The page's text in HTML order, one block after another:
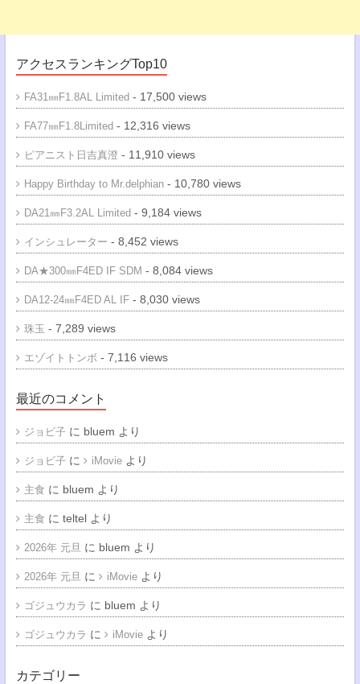
アクセスランキングTop10
FA31㎜F1.8AL Limited- 17,500 views
FA77㎜F1.8Limited- 12,316 views
ピアニスト日吉真澄 - 11,910 views
Happy Birthday to Mr.delphian- 10,780 views
DA21㎜F3.2AL Limited- 9,184 views
インシュレーター - 8,452 views
DA★300㎜F4ED IF SDM - 8,084 views
DA12-24㎜F4ED AL IF- 8,030 views
珠玉 - 7,289 views
エゾイトトンボ - 7,116 views
最近のコメント
ジョビ子 に bluem より
ジョビ子 に iMovieより
主食 に bluem より
主食 に teltelより
2026年 元旦に bluem より
2026年 元旦に iMovieより
ゴジュウカラ に bluem より
ゴジュウカラ に iMovieより
カテゴリー